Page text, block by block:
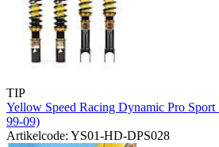
TIP
Yellow Speed Racing Dynamic Pro Sport
99-09)
Artikelcode: YS01-HD-DPS028